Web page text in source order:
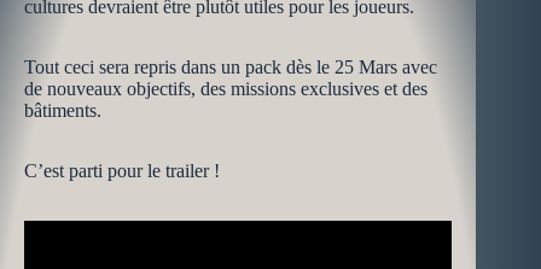
cultures devraient être plutôt utiles pour les joueurs.
Tout ceci sera repris dans un pack dès le 25 Mars avec
de nouveaux objectifs, des missions exclusives et des
bâtiments.
C’est parti pour le trailer !